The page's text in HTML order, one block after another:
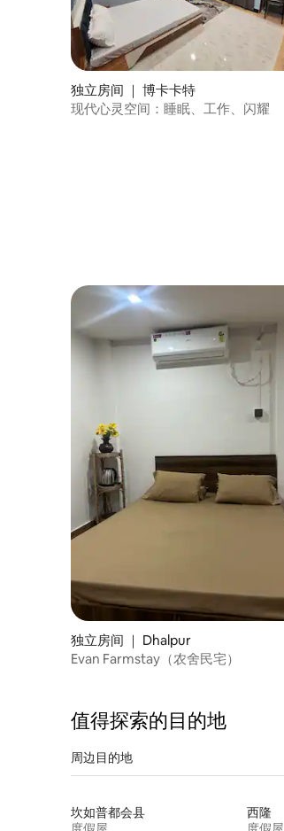
独立房间 ｜ 博卡卡特
现代心灵空间：睡眠、工作、闪耀
独立房间 ｜ Dhalpur
Evan Farmstay（农舍民宅）
值得探索的目的地
周边目的地
坎如普都会县
西隆